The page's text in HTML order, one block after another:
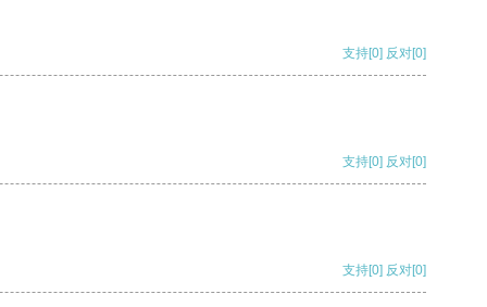
支持[0] 反对[0]
支持[0] 反对[0]
支持[0] 反对[0]